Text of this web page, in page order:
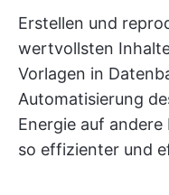
Erstellen und
wertvollsten
Vorlagen in
Automatisierung
Energie auf
so effizienter und